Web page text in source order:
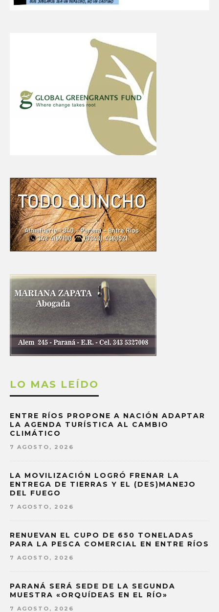
LO MAS LEÍDO
ENTRE RÍOS PROPONE A NACIÓN ADAPTAR
LA AGENDA TURÍSTICA AL CAMBIO
CLIMÁTICO
7 AGOSTO, 2026
LA MOVILIZACIÓN LOGRÓ FRENAR LA
ENTREGA DE TIERRAS Y EL (DES)MANEJO
DEL FUEGO
7 AGOSTO, 2026
RENUEVAN EL CUPO DE 650 TONELADAS
PARA LA PESCA COMERCIAL EN ENTRE RÍOS
7 AGOSTO, 2026
PARANÁ SERÁ SEDE DE LA SEGUNDA
MUESTRA «ORQUÍDEAS EN EL RÍO»
7 AGOSTO, 2026